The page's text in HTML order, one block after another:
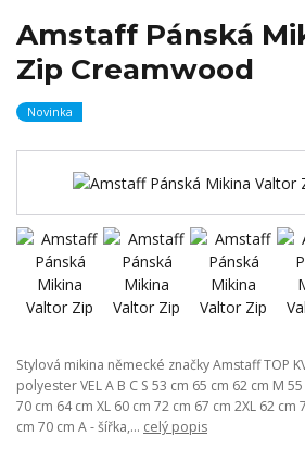
Amstaff Pánská
Zip Creamwood
Novinka
Stylová mikina německé značky Amstaff TOP
polyester VEL A B C S 53 cm 65 cm 62 cm M
70 cm 64 cm XL 60 cm 72 cm 67 cm 2XL 62 cm
cm 70 cm A - šířka,... celý popis